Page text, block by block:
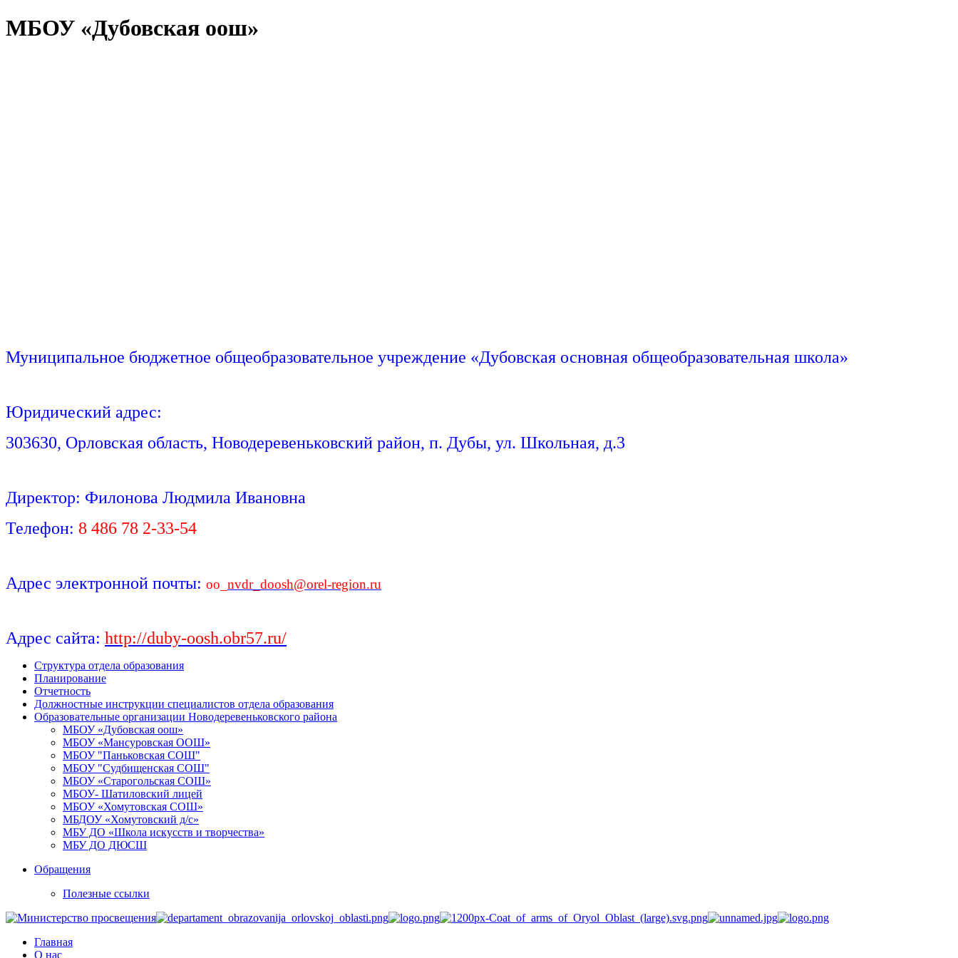
МБОУ «Дубовская оош»
Муниципальное бюджетное общеобразовательное учреждение «Дубовская основная общеобразовательная школа»
Юридический адрес:
303630, Орловская область, Новодеревеньковский район, п. Дубы, ул. Школьная, д.3
Директор: Филонова Людмила Ивановна
Телефон: 8 486 78 2-33-54
Адрес электронной почты: oo_ nvdr_doosh@orel-region.ru
Адрес сайта: http://duby-oosh.obr57.ru/
Структура отдела образования
Планирование
Отчетность
Должностные инструкции специалистов отдела образования
Образовательные организации Новодеревеньковского района
МБОУ «Дубовская оош»
МБОУ «Мансуровская ООШ»
МБОУ "Паньковская СОШ"
МБОУ "Судбищенская СОШ"
МБОУ «Старогольская СОШ»
МБОУ- Шатиловский лицей
МБОУ «Хомутовская СОШ»
МБДОУ «Хомутовский д/с»
МБУ ДО «Школа искусств и творчества»
МБУ ДО ДЮСШ
Обращения
Полезные ссылки
Главная
О нас